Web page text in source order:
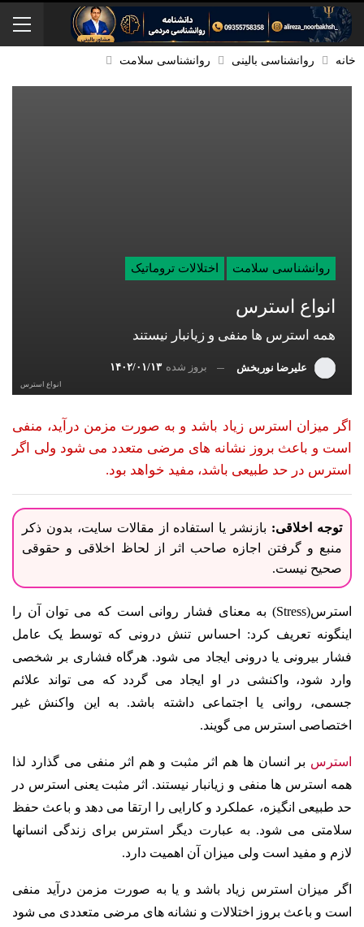
خانه روانشناسی بالینی روانشناسی سلامت
روانشناسی سلامت اختلالات تروماتیک
انواع استرس
همه استرس ها منفی و زیانبار نيستند
علیرضا نوربخش بروز شده ۱۴۰۲/۰۱/۱۳
انواع استرس
اگر میزان استرس زیاد باشد و به صورت مزمن درآید، منفی
است و باعث بروز نشانه های مرضی متعدد می شود ولی اگر
استرس در حد طبیعی باشد، مفید خواهد بود.
توجه اخلاقی: بازنشر یا استفاده از مقالات سایت، بدون ذکر
منبع و گرفتن اجازه صاحب اثر از لحاظ اخلاقی و حقوقی
صحیح نیست.
استرس(Stress) به معنای فشار روانی است که می توان آن را
اینگونه تعریف کرد: احساس تنش درونی که توسط یک عامل
فشار بیرونی یا درونی ایجاد می شود. هرگاه فشاری بر شخصی
وارد شود، واکنشی در او ایجاد می گردد که می تواند علائم
جسمی، روانی یا اجتماعی داشته باشد. به این واکنش غیر
اختصاصی استرس می گویند.
استرس بر انسان ها هم اثر مثبت و هم اثر منفی می گذارد لذا
همه استرس ها منفی و زیانبار نیستند. اثر مثبت یعنی استرس در
حد طبیعی انگیزه، عملکرد و کارایی را ارتقا می دهد و باعث حفظ
سلامتی می شود. به عبارت دیگر استرس برای زندگی انسانها
لازم و مفید است ولی میزان آن اهمیت دارد.
اگر میزان استرس زیاد باشد و یا به صورت مزمن درآید منفی
است و باعث بروز اختلالات و نشانه های مرضی متعددی می شود